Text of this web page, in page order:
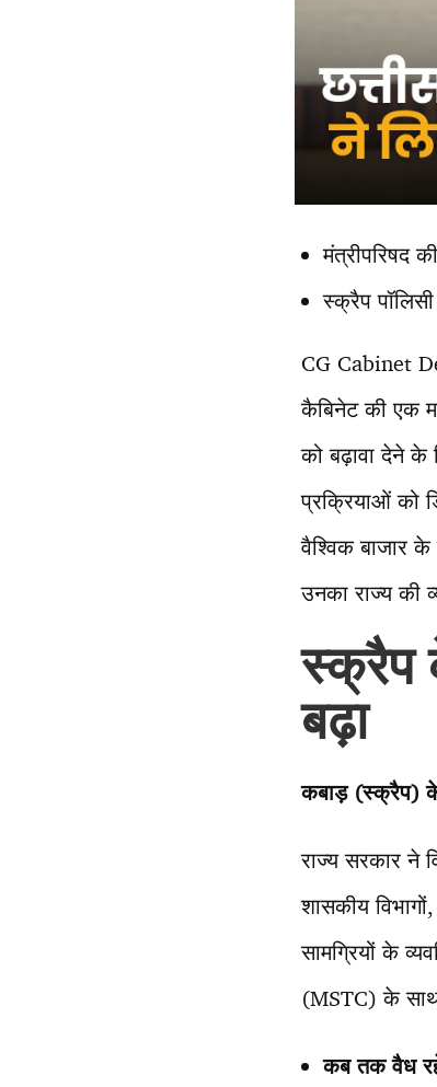
मंत्रीपरिषद
स्क्रैप
CG Cabinet
कैबिनेट की एक
को बढ़ावा देने के
प्रक्रियाओं को
वैश्विक बाजार
उनका राज्य की
स्क्रैप
बढ़ा
कबाड़ (स्क्रैप)
राज्य सरकार ने
शासकीय
सामग्रियों के
(MSTC) के
कब तक वैध